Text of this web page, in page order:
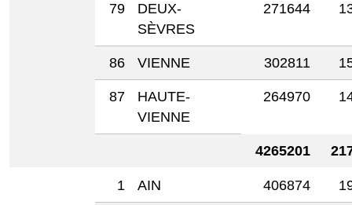
79
DEUX-
SÈVRES
271644
86 VIENNE 302811
87
HAUTE-
VIENNE
264970
4265201
1 AIN 406874